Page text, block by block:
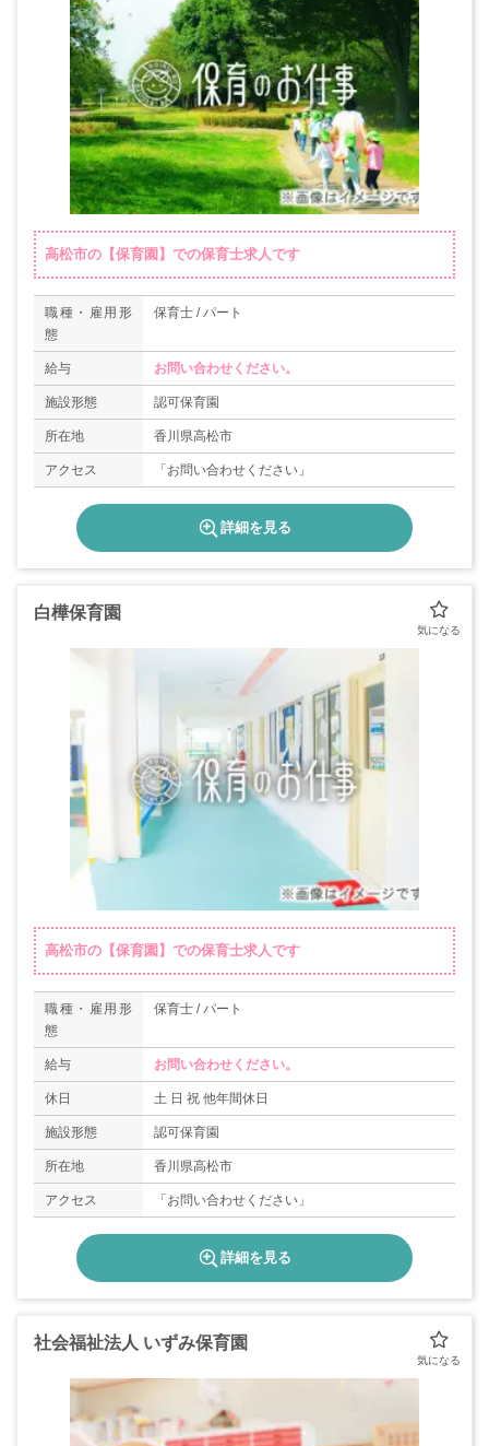
高松市の【保育園】での保育士求人です
職種・雇用形
態
保育士 / パート
給与 お問い合わせください。
施設形態 認可保育園
所在地 香川県高松市
アクセス 「お問い合わせください」
詳細を見る
白樺保育園
高松市の【保育園】での保育士求人です
職種・雇用形
態
保育士 / パート
給与 お問い合わせください。
休日 土 日 祝 他年間休日
施設形態 認可保育園
所在地 香川県高松市
アクセス 「お問い合わせください」
詳細を見る
社会福祉法人 いずみ保育園